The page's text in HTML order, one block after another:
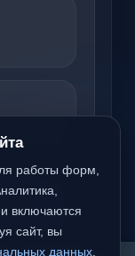
работы форм,
включаются
сайт, вы
данных